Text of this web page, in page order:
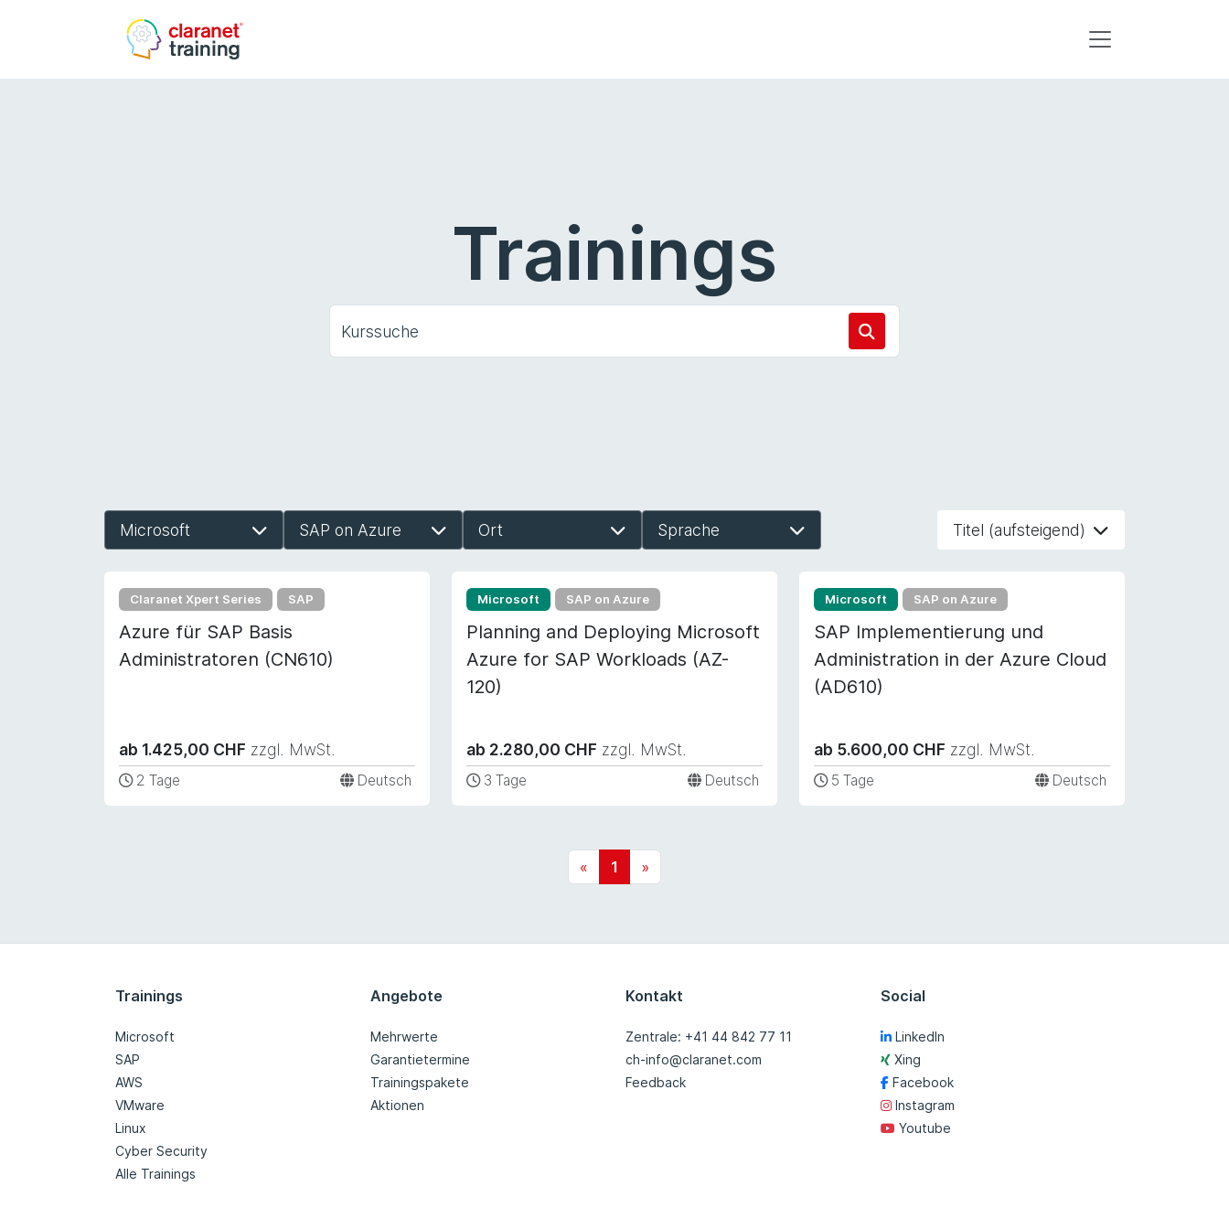
Trainings
Kurssuche
Microsoft SAP on Azure Ort Sprache Titel (aufsteigend)
Claranet Xpert Series SAP
Azure für SAP Basis
Administratoren (CN610)
ab 1.425,00 CHF zzgl. MwSt.
2 Tage Deutsch
Microsoft SAP on Azure
Planning and Deploying Microsoft
Azure for SAP Workloads (AZ-
120)
ab 2.280,00 CHF zzgl. MwSt.
3 Tage Deutsch
Microsoft SAP on Azure
SAP Implementierung und
Administration in der Azure Cloud
(AD610)
ab 5.600,00 CHF zzgl. MwSt.
5 Tage Deutsch
« 1 »
Trainings
Microsoft
SAP
AWS
VMware
Linux
Cyber Security
Alle Trainings
Angebote
Mehrwerte
Garantietermine
Trainingspakete
Aktionen
Kontakt
Zentrale: +41 44 842 77 11
ch-info@claranet.com
Feedback
Social
LinkedIn
Xing
Facebook
Instagram
Youtube